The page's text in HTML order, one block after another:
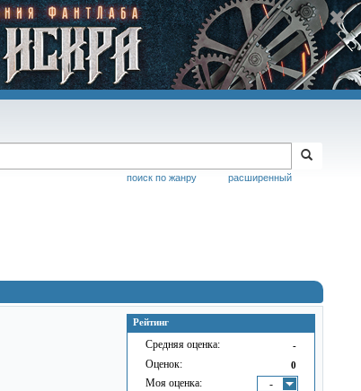
расширенный
поиск по жанру
Рейтинг
Средняя оценка: -
Оценок: 0
Моя оценка: -